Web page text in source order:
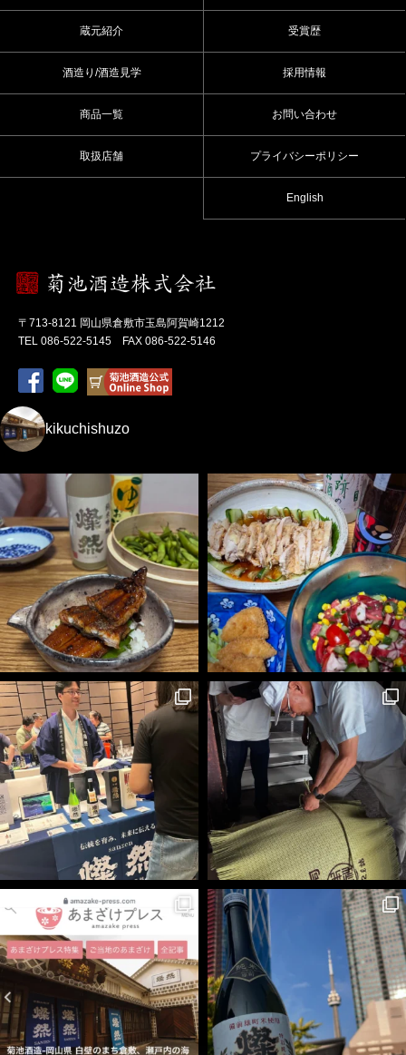
蔵元紹介
酒造り/酒造見学
商品一覧
取扱店舗
受賞歴
採用情報
お問い合わせ
プライバシーポリシー
English
〒713-8121 岡山県倉敷市玉島阿賀崎1212
TEL 086-522-5145 FAX 086-522-5146
kikuchishuzo